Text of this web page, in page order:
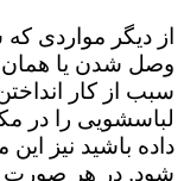
از دیگر مواردی
وصل شدن یا
سبب از کار
لباسشویی را در
داده باشید نیز
شود. در هر صورت